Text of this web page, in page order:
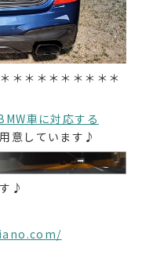
＊＊＊＊＊＊＊＊＊
車に対応する
意しています♪
♪